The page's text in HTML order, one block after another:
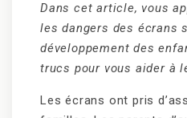
Dans cet article, vous
les dangers des écrans
développement des
trucs pour vous aider à
Les écrans ont pris